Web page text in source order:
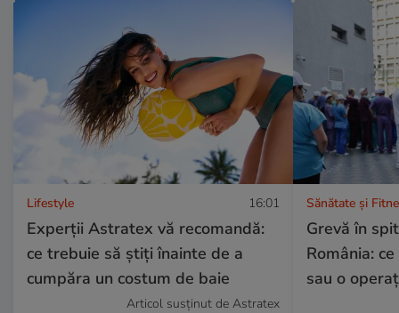
Lifestyle 16:01
Experții Astratex vă recomandă:
ce trebuie să știți înainte de a
cumpăra un costum de baie
Articol susținut de Astratex
Sănătate și
Grevă în
România:
sau o